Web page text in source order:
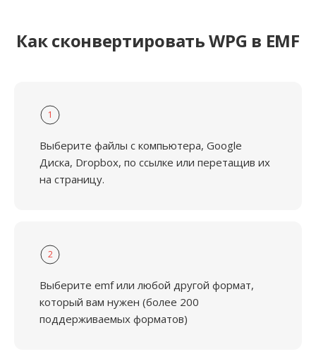
Как сконвертировать WPG в EMF
1
Выберите файлы с компьютера, Google
Диска, Dropbox, по ссылке или перетащив их
на страницу.
2
Выберите emf или любой другой формат,
который вам нужен (более 200
поддерживаемых форматов)